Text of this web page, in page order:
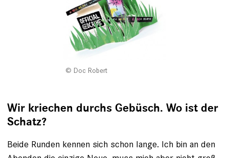
Doc Robert
Wir kriechen durchs Gebüsch. Wo ist der
Schatz?
Beide Runden kennen sich schon lange. Ich bin an den